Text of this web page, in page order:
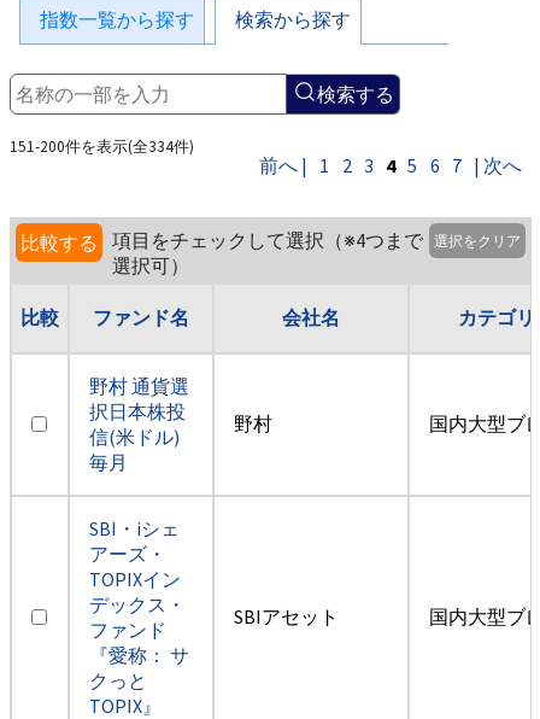
指数一覧から探す 検索から探す
検索する
151-200件を表示(全334件)
前へ | 1 2 3 4 5 6 7 | 次へ
比較する
項目をチェックして選択（※4つまで
選択可）
選択をクリア
比較 ファンド名 会社名 カテゴリ
野村 通貨選
択日本株投
信(米ドル)
毎月
野村 国内大型ブ
SBI・iシェ
アーズ・
TOPIXイン
デックス・
ファンド
『愛称： サ
クっと
TOPIX』
SBIアセット 国内大型ブ